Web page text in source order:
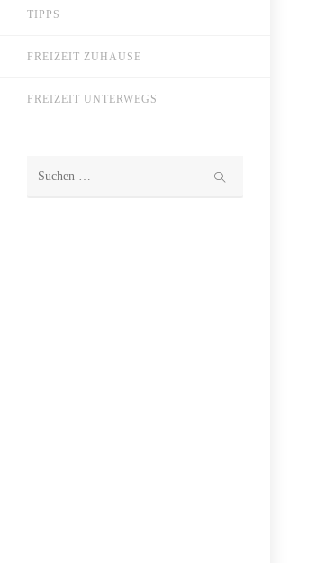
TIPPS
FREIZEIT ZUHAUSE
FREIZEIT UNTERWEGS